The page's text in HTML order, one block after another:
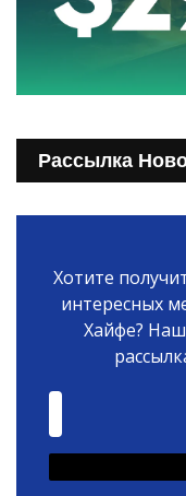
Рассылка
Хотите
интересных
Хайфе?